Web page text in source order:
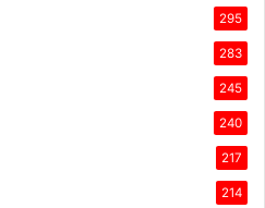
295
283
245
240
217
214